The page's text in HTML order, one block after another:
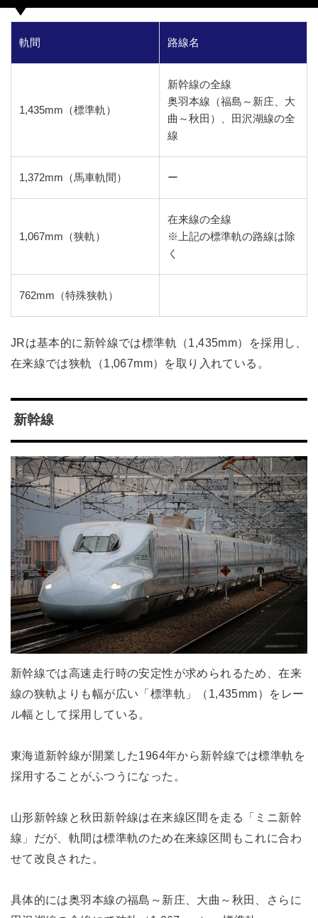
軌間 路線名
1,435mm（標準軌）
新幹線の全線
奥羽本線（福島～新庄、大
曲～秋田）、田沢湖線の全
線
1,372mm（馬車軌間） ー
1,067mm（狭軌）
在来線の全線
※上記の標準軌の路線は除
く
762mm（特殊狭軌）
JRは基本的に新幹線では標準軌（1,435mm）を採用し、
在来線では狭軌（1,067mm）を取り入れている。
新幹線
新幹線では高速走行時の安定性が求められるため、在来
線の狭軌よりも幅が広い「標準軌」（1,435mm）をレー
ル幅として採用している。
東海道新幹線が開業した1964年から新幹線では標準軌を
採用することがふつうになった。
山形新幹線と秋田新幹線は在来線区間を走る「ミニ新幹
線」だが、軌間は標準軌のため在来線区間もこれに合わ
せて改良された。
具体的には奥羽本線の福島～新庄、大曲～秋田、さらに